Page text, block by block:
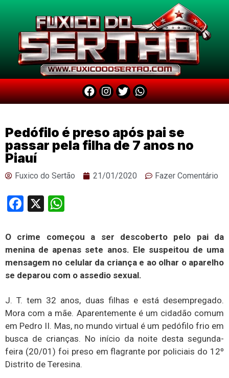
Pedófilo é preso após pai se
passar pela filha de 7 anos no
Piauí
Fuxico do Sertão 21/01/2020 Fazer Comentário
Facebook
X
O crime começou a ser descoberto pelo pai da
menina de apenas sete anos. Ele suspeitou de uma
mensagem no celular da criança e ao olhar o aparelho
se deparou com o assedio sexual.
J. T. tem 32 anos, duas filhas e está desempregado.
Mora com a mãe. Aparentemente é um cidadão comum
em Pedro II. Mas, no mundo virtual é um pedófilo frio em
busca de crianças. No início da noite desta segunda-
feira (20/01) foi preso em flagrante por policiais do 12º
Distrito de Teresina.